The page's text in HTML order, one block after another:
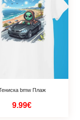
bmw Плаж
9.99€